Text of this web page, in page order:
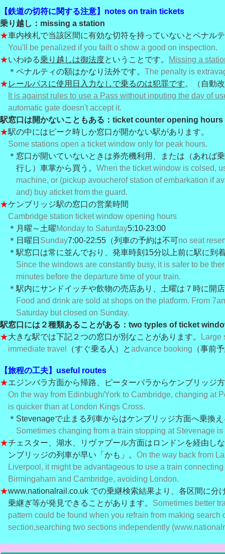
【鉄道の切符に関する注意】notes on train tickets
乗り越し：missing a station
★車内検札で当該区間に有効な切符を持っていないとペナル
You'll be penalized if you failt o show a good on inspection.
★いわゆる乗り越しは御法度ということです。
Missing a
＊ペナルティの額はかなり法外です。 The penalty is
★レールパスに使用日入力なしで乗るのは犯罪です。
（自動
It is against rules to use a Pass without inputing the day of
automatic gate doesn't accept it.
駅窓口は開かないこともある：ticket counter opening hours
★駅の中にはピーク時しか窓口が開かない駅があります。
Some stations open a ticket window only for peak hours.
＊窓口が開いていないときは券売機利用、または（あれば
行し）車掌から買う。 When the ticket window is colsed,
machine, or (pickup avoucherof station of embarkation if
and) buy aticket from the guard.
★ケンブリッジ駅の窓口の営業時間
Cambridge station ticket window opening hours
＊月曜～土曜Monday to Saturday5:10-23:00
＊日曜日 Sunday7:00-22:55（列車の予約は不可no seat
＊駅窓口は常に並んでおり、発車時刻15分以上前に駅に到
Since the windows are constantly busy, it is safer to be
minutes before the departure time of your train.
＊駅内にサンドイッチや飲物の売店あり、土曜は７時に開
Food and drink are sold at shops on the platform. From
Saturday but closed on Sunday.
駅窓口には２種類あることがある：two typles of ticket
★大きな駅では下記２つの窓口が別なことがあります。
Large
immediate travel
（すぐ乗る人）とadvance booking （事前
【旅程の工夫】useful routes
★エジンバラ方面から帰路、ピーターバラからケンブリッジ
On the way from Edinbugh/York to Cambridge, changing at
is quicker than at London Kings Cross.
＊Stevenageで止まる列車からはケンブリッジ方面へ乗換
Sometimes changing from a train stopping at Stevenage is
★チェスター、湖水、リヴァプール方面はロンドンを経由し
ンブリッジの列車が早い「かも」。 On the way back from
Liverpool, it might be advantageous to use a train connecting
Birmingaham and Cambridge, avoiding London.
★www.nationalrail.co.uk での乗継検索結果より、各区間に分
乗継ぎ等が発見できることがあります。 Sometimes better
pattern could be found when you refrain from making search
section,searching two sections independently